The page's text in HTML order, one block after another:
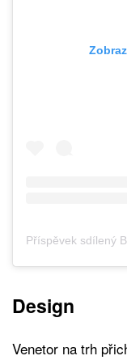
Design
Venetor na trh